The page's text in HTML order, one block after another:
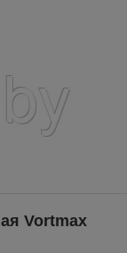
Vortmax